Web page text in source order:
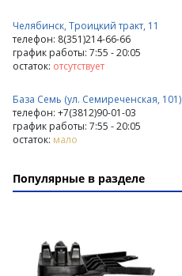
Челябинск, Троицкий тракт, 11
телефон: 8(351)214-66-66
график работы: 7:55 - 20:05
остаток: отсутствует
База Семь (ул. Семиреченская, 101)
телефон: +7(3812)90-01-03
график работы: 7:55 - 20:05
остаток: мало
Популярные в разделе